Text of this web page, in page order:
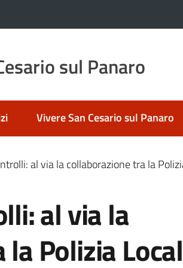
sul Panaro
Vivere San Cesario sul Panaro
al via la collaborazione tra la
al via la
Polizia